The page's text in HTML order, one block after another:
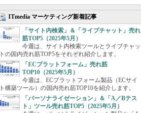
ITmedia マーケティング新着記事
「サイト内検索」＆「ライブチャット」売れ
筋TOP5（2025年5月）
今週は、サイト内検索ツールとライブチャッ
トの国内売れ筋TOP5をそれぞれ紹介します。
「ECプラットフォーム」売れ筋
TOP10（2025年5月）
今週は、ECプラットフォーム製品（ECサイ
ト構築ツール）の国内売れ筋TOP10を紹介します。
「パーソナライゼーション」＆「A／Bテス
ト」ツール売れ筋TOP5（2025年5月）